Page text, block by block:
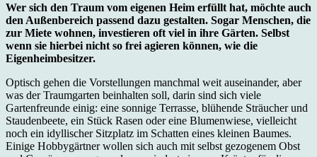
Wer sich den Traum vom eigenen Heim erfüllt hat, möchte auch
den Außenbereich passend dazu gestalten. Sogar Menschen, die
zur Miete wohnen, investieren oft viel in ihre Gärten. Selbst
wenn sie hierbei nicht so frei agieren können, wie die
Eigenheimbesitzer.
Optisch gehen die Vorstellungen manchmal weit auseinander, aber
was der Traumgarten beinhalten soll, darin sind sich viele
Gartenfreunde einig: eine sonnige Terrasse, blühende Sträucher und
Staudenbeete, ein Stück Rasen oder eine Blumenwiese, vielleicht
noch ein idyllischer Sitzplatz im Schatten eines kleinen Baumes.
Einige Hobbygärtner wollen sich auch mit selbst gezogenem Obst